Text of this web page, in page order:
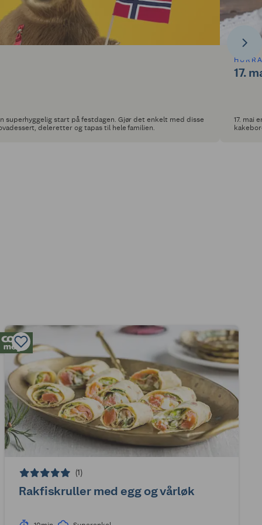
superhyggelig start på festdagen. Gjør det enkelt med disse
deleretter og tapas til hele familien.
17.
17. mai
(1)
Rakfiskruller med egg og vårløk